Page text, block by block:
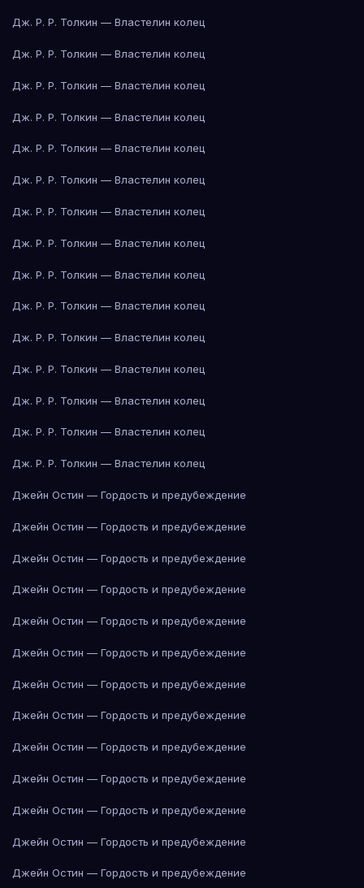
Дж. Р. Р. Толкин — Властелин колец
Дж. Р. Р. Толкин — Властелин колец
Дж. Р. Р. Толкин — Властелин колец
Дж. Р. Р. Толкин — Властелин колец
Дж. Р. Р. Толкин — Властелин колец
Дж. Р. Р. Толкин — Властелин колец
Дж. Р. Р. Толкин — Властелин колец
Дж. Р. Р. Толкин — Властелин колец
Дж. Р. Р. Толкин — Властелин колец
Дж. Р. Р. Толкин — Властелин колец
Дж. Р. Р. Толкин — Властелин колец
Дж. Р. Р. Толкин — Властелин колец
Дж. Р. Р. Толкин — Властелин колец
Дж. Р. Р. Толкин — Властелин колец
Дж. Р. Р. Толкин — Властелин колец
Джейн Остин — Гордость и предубеждение
Джейн Остин — Гордость и предубеждение
Джейн Остин — Гордость и предубеждение
Джейн Остин — Гордость и предубеждение
Джейн Остин — Гордость и предубеждение
Джейн Остин — Гордость и предубеждение
Джейн Остин — Гордость и предубеждение
Джейн Остин — Гордость и предубеждение
Джейн Остин — Гордость и предубеждение
Джейн Остин — Гордость и предубеждение
Джейн Остин — Гордость и предубеждение
Джейн Остин — Гордость и предубеждение
Джейн Остин — Гордость и предубеждение